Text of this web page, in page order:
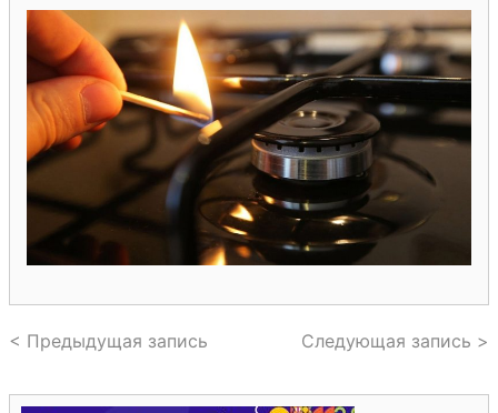
< Предыдущая запись Следующая запись >